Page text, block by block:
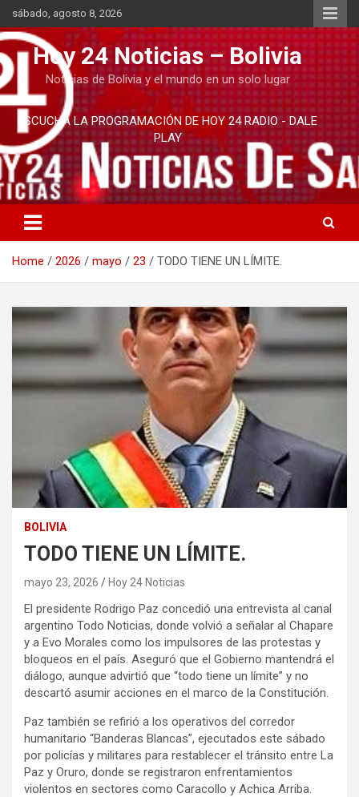
Skip
to
content
sábado, agosto 8, 2026
Hoy 24 Noticias – Bolivia
Noticias de Bolivia y el mundo en un solo lugar
ESCUCHA LA PROGRAMACIÓN DE HOY 24 RADIO - DALE
PLAY
Home 2026 mayo 23 TODO TIENE UN LÍMITE.
BOLIVIA
TODO TIENE UN LÍMITE.
mayo 23, 2026 Hoy 24 Noticias
El presidente Rodrigo Paz concedió una entrevista al canal
argentino Todo Noticias, donde volvió a señalar al Chapare
y a Evo Morales como los impulsores de las protestas y
bloqueos en el país. Aseguró que el Gobierno mantendrá el
diálogo, aunque advirtió que “todo tiene un límite” y no
descartó asumir acciones en el marco de la Constitución.
Paz también se refirió a los operativos del corredor
humanitario “Banderas Blancas”, ejecutados este sábado
por policías y militares para restablecer el tránsito entre La
Paz y Oruro, donde se registraron enfrentamientos
violentos en sectores como Caracollo y Achica Arriba.